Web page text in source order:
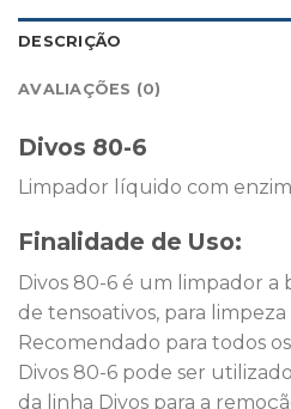
DESCRIÇÃO
AVALIAÇÕES (0)
Divos 80-6
Limpador líquido com
Finalidade de Uso:
Divos 80-6 é um limpador a
de tensoativos, para
Recomendado para todos
Divos 80-6 pode ser
da linha Divos para a